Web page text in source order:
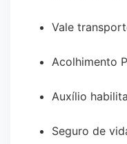
Vale
Acolhimento
Auxílio
Seguro de